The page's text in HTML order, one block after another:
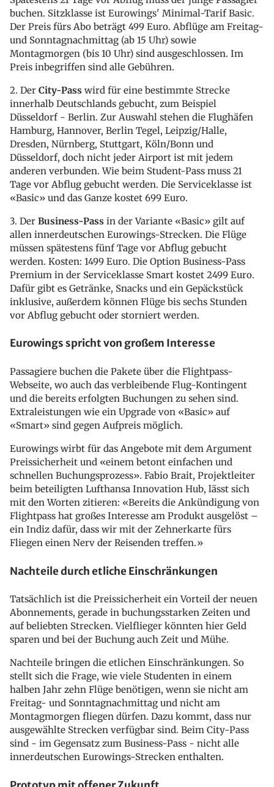
buchen. Sitzklasse ist Eurowings' Minimal-Tarif Basic.
Der Preis fürs Abo beträgt 499 Euro. Abflüge am Freitag-
und Sonntagnachmittag (ab 15 Uhr) sowie
Montagmorgen (bis 10 Uhr) sind ausgeschlossen. Im
Preis inbegriffen sind alle Gebühren.
2. Der City-Pass wird für eine bestimmte Strecke
innerhalb Deutschlands gebucht, zum Beispiel
Düsseldorf - Berlin. Zur Auswahl stehen die Flughäfen
Hamburg, Hannover, Berlin Tegel, Leipzig/Halle,
Dresden, Nürnberg, Stuttgart, Köln/Bonn und
Düsseldorf, doch nicht jeder Airport ist mit jedem
anderen verbunden. Wie beim Student-Pass muss 21
Tage vor Abflug gebucht werden. Die Serviceklasse ist
«Basic» und das Ganze kostet 699 Euro.
3. Der Business-Pass in der Variante «Basic» gilt auf
allen innerdeutschen Eurowings-Strecken. Die Flüge
müssen spätestens fünf Tage vor Abflug gebucht
werden. Kosten: 1499 Euro. Die Option Business-Pass
Premium in der Serviceklasse Smart kostet 2499 Euro.
Dafür gibt es Getränke, Snacks und ein Gepäckstück
inklusive, außerdem können Flüge bis sechs Stunden
vor Abflug gebucht oder storniert werden.
Eurowings spricht von großem Interesse
Passagiere buchen die Pakete über die Flightpass-
Webseite, wo auch das verbleibende Flug-Kontingent
und die bereits erfolgten Buchungen zu sehen sind.
Extraleistungen wie ein Upgrade von «Basic» auf
«Smart» sind gegen Aufpreis möglich.
Eurowings wirbt für das Angebote mit dem Argument
Preissicherheit und «einem betont einfachen und
schnellen Buchungsprozess». Fabio Brait, Projektleiter
beim beteiligten Lufthansa Innovation Hub, lässt sich
mit den Worten zitieren: «Bereits die Ankündigung von
Flightpass hat großes Interesse am Produkt ausgelöst –
ein Indiz dafür, dass wir mit der Zehnerkarte fürs
Fliegen einen Nerv der Reisenden treffen.»
Nachteile durch etliche Einschränkungen
Tatsächlich ist die Preissicherheit ein Vorteil der neuen
Abonnements, gerade in buchungsstarken Zeiten und
auf beliebten Strecken. Vielflieger könnten hier Geld
sparen und bei der Buchung auch Zeit und Mühe.
Nachteile bringen die etlichen Einschränkungen. So
stellt sich die Frage, wie viele Studenten in einem
halben Jahr zehn Flüge benötigen, wenn sie nicht am
Freitag- und Sonntagnachmittag und nicht am
Montagmorgen fliegen dürfen. Dazu kommt, dass nur
ausgewählte Strecken verfügbar sind. Beim City-Pass
sind - im Gegensatz zum Business-Pass - nicht alle
innerdeutschen Eurowings-Strecken enthalten.